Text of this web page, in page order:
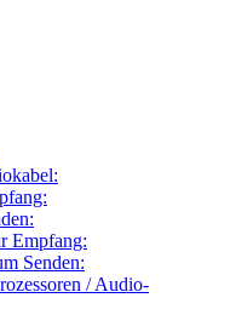
Empfang:
Senden:
/ Audio-